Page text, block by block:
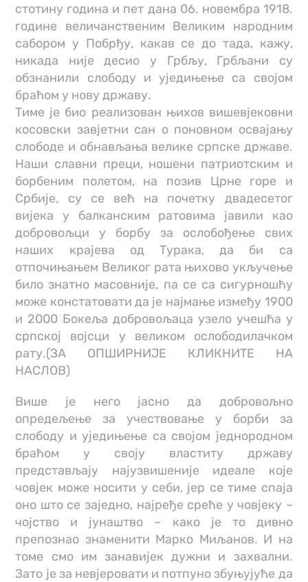
стотину година и пет дана 06. новембра 1918.
године величанственим Великим народним
сабором у Побрђу, какав се до тада, кажу,
никада није десио у Грбљу, Грбљани су
обзнанили слободу и уједињење са својом
браћом у нову државу.
Тиме је био реализован њихов вишевјековни
косовски завјетни сан о поновном освајању
слободе и обнављања велике српске државе.
Наши славни преци, ношени патриотским и
борбеним полетом, на позив Црне горе и
Србије, су се већ на почетку двадесетог
вијека у балканским ратовима јавили као
добровољци у борбу за ослобођење свих
наших крајева од Турака, да би са
отпочињањем Великог рата њихово укључење
било знатно масовније, па се са сигурношћу
може констатовати да је најмање између 1900
и 2000 Бокеља добровољаца узело учешћа у
српској војсци у великом ослободилачком
рату.(ЗА ОПШИРНИЈЕ КЛИКНИТЕ НА
НАСЛОВ)
Више је него јасно да добровољно
опредељење за учествовање у борби за
слободу и уједињење са својом једнородном
браћом у своју властиту државу
представљају најузвишеније идеале које
човjек може носити у себи, јер се тиме спаја
оно што се заједно, најређе среће у човјеку –
чојство и јунаштво – како је то дивно
препознао знаменити Марко Миљанов. И на
томе смо им занавијек дужни и захвални.
Зато је за невјеровати и потпуно збуњујуће да